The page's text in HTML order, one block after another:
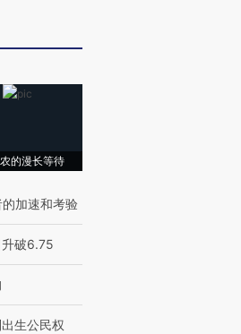
的漫长等待
加速和考验
破6.75
生公民权